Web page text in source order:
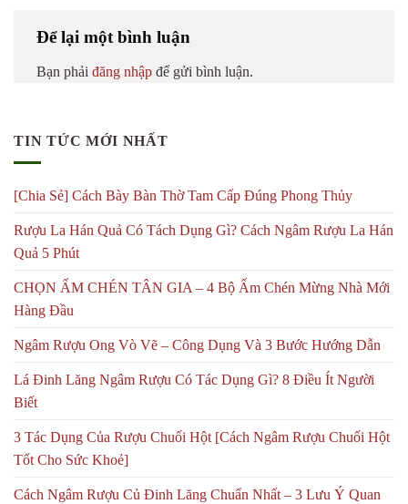
Để lại một bình luận
Bạn phải đăng nhập để gửi bình luận.
TIN TỨC MỚI NHẤT
[Chia Sẻ] Cách Bày Bàn Thờ Tam Cấp Đúng Phong Thủy
Rượu La Hán Quả Có Tách Dụng Gì? Cách Ngâm Rượu La Hán
Quả 5 Phút
CHỌN ẤM CHÉN TÂN GIA – 4 Bộ Ấm Chén Mừng Nhà Mới
Hàng Đầu
Ngâm Rượu Ong Vò Vẽ – Công Dụng Và 3 Bước Hướng Dẫn
Lá Đinh Lăng Ngâm Rượu Có Tác Dụng Gì? 8 Điều Ít Người
Biết
3 Tác Dụng Của Rượu Chuối Hột [Cách Ngâm Rượu Chuối Hột
Tốt Cho Sức Khoẻ]
Cách Ngâm Rượu Củ Đinh Lăng Chuẩn Nhất – 3 Lưu Ý Quan